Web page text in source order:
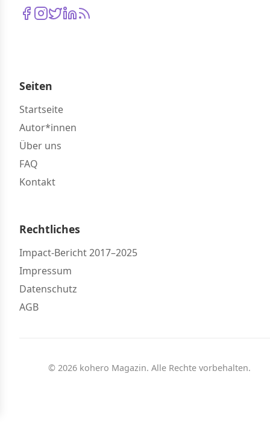
Seiten
Startseite
Autor*innen
Über uns
FAQ
Kontakt
Rechtliches
Impact-Bericht 2017–2025
Impressum
Datenschutz
AGB
© 2026 kohero Magazin. Alle Rechte vorbehalten.